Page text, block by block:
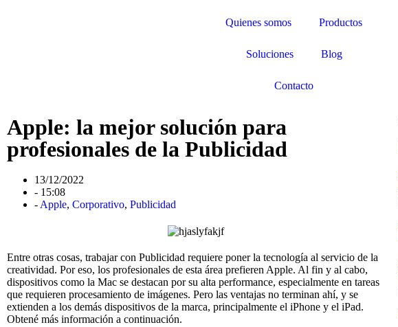
Quienes somos Productos
Soluciones Blog
Contacto
Apple: la mejor solución para
profesionales de la Publicidad
13/12/2022
- 15:08
- Apple, Corporativo, Publicidad
Entre otras cosas, trabajar con Publicidad requiere poner la tecnología al servicio de la
creatividad. Por eso, los profesionales de esta área prefieren Apple. Al fin y al cabo,
dispositivos como la Mac se destacan por su alta performance, especialmente en tareas
que requieren procesamiento de imágenes. Pero las ventajas no terminan ahí, y se
extienden a los demás dispositivos de la marca, principalmente el iPhone y el iPad.
Obtené más información a continuación.